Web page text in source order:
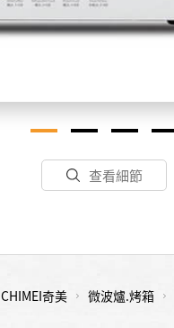
查看細節
CHIMEI奇美 微波爐.烤箱